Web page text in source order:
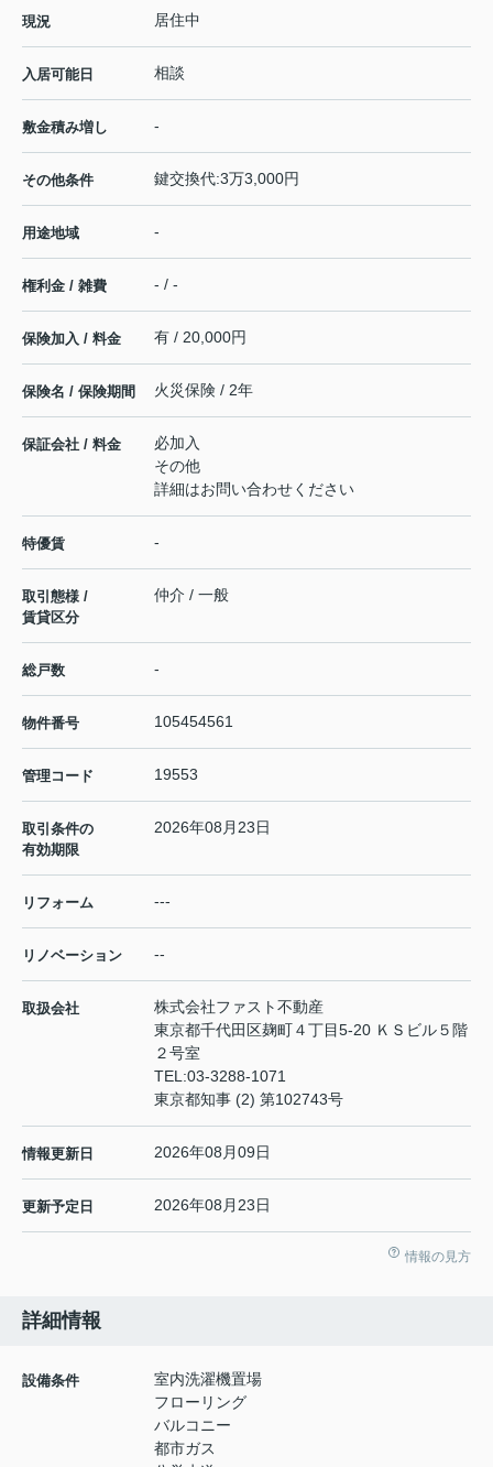
現況 居住中
入居可能日 相談
敷金積み増し -
その他条件 鍵交換代:3万3,000円
用途地域 -
権利金 / 雑費 - / -
保険加入 / 料金 有 / 20,000円
保険名 / 保険期間 火災保険 / 2年
保証会社 / 料金
必加入
その他
詳細はお問い合わせください
特優賃 -
取引態様 /
賃貸区分
仲介 / 一般
総戸数 -
物件番号 105454561
管理コード 19553
取引条件の
有効期限
2026年08月23日
リフォーム ---
リノベーション --
取扱会社
株式会社ファスト不動産
東京都千代田区麹町４丁目5-20 ＫＳビル５階
２号室
TEL:03-3288-1071
東京都知事 (2) 第102743号
情報更新日 2026年08月09日
更新予定日 2026年08月23日
情報の見方
詳細情報
設備条件
室内洗濯機置場
フローリング
バルコニー
都市ガス